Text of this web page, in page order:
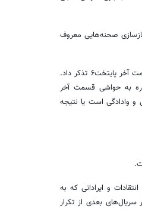
صحنه‌هایی معروف
در پی پخش این تصاویر رییس سازمان صداوسیما به معاونت سیما برای بررسی حواشی قسمت آخر پایتخت۶ تذکر داد.
به حواشی قسمت آخر
و وادادگی است یا نتیجه
و ایراداتی که به
تذکر داد تا در سریال‌های بعدی از تکرار